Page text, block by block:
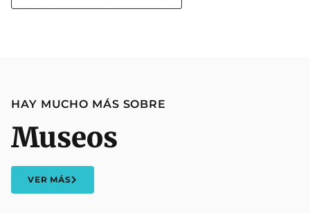
HAY MUCHO MÁS SOBRE
Museos
VER MÁS